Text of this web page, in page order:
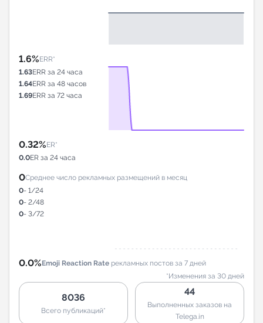
1.6%ERR*
1.63ERR за 24 часа
1.64ERR за 48 часов
1.69ERR за 72 часа
0.32%ER*
0.0ER за 24 часа
0Среднее число рекламных размещений в месяц
0- 1/24
0- 2/48
0- 3/72
0.0%Emoji Reaction Rate рекламных постов за 7 дней
*Изменения за 30 дней
8036
Всего публикаций*
44
Выполненных заказов на
Telega.in